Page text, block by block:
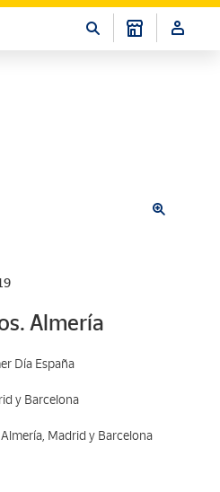
Almería
Día España
y Barcelona
Almería, Madrid y Barcelona